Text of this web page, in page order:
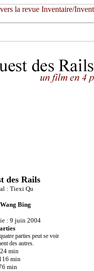
des Rails
: Tiexi Qu
Bing
: 9 juin 2004
parties peut se voir
des autres.
min
min
min